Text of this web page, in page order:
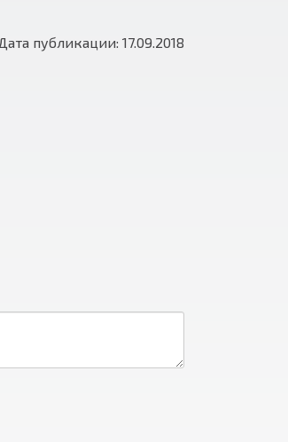
публикации: 17.09.2018